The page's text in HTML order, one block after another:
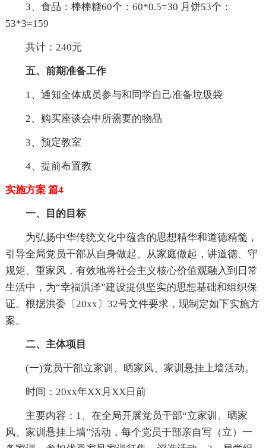
3、食品：棒棒糖60个：60*0.5=30 月饼53个：
53*3=159
共计：240元
五、前期准备工作
1、通知全体成员参与和同学自己准备垃圾袋
2、购买座谈会中所需要的物品
3、预定教室
4、提前布置教
实施方案 篇4
一、目的目标
为弘扬中华传统文化中蕴含的思想精华和道德精髓，
引导全局党员干部从自身做起、从家庭做起，讲道德、守
规矩、重家风，有效地将社会主义核心价值观融入到日常
生活中，为“幸福洪泽”建设提供坚实的思想基础和组织保
证。根据洪委〔20xx〕32号文件要求，现制定如下实施方
案。
二、主体项目
(一)党员干部立家训、晒家风、家训悬挂上墙活动。
时间：20xx年XX月XX日前
主要内容：1、在全局开展党员干部“立家训、晒家
风、家训悬挂上墙”活动，每个党员干部亲自写（立）一